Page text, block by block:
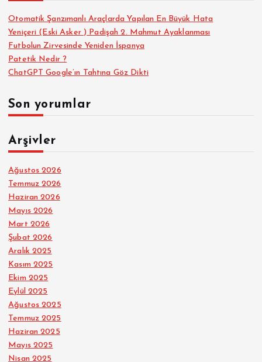
Otomatik Şanzımanlı Araçlarda Yapılan En Büyük Hata
Yeniçeri (Eski Asker ) Padişah 2. Mahmut Ayaklanması
Futbolun Zirvesinde Yeniden İspanya
Patetik Nedir ?
ChatGPT Google’ın Tahtına Göz Dikti
Son yorumlar
Arşivler
Ağustos 2026
Temmuz 2026
Haziran 2026
Mayıs 2026
Mart 2026
Şubat 2026
Aralık 2025
Kasım 2025
Ekim 2025
Eylül 2025
Ağustos 2025
Temmuz 2025
Haziran 2025
Mayıs 2025
Nisan 2025